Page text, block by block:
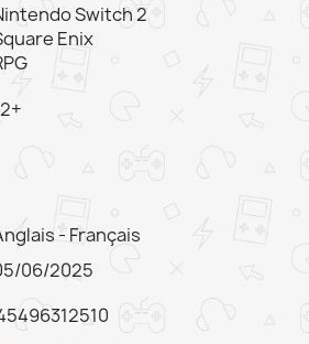
Switch 2
Enix
- Français
06/2025